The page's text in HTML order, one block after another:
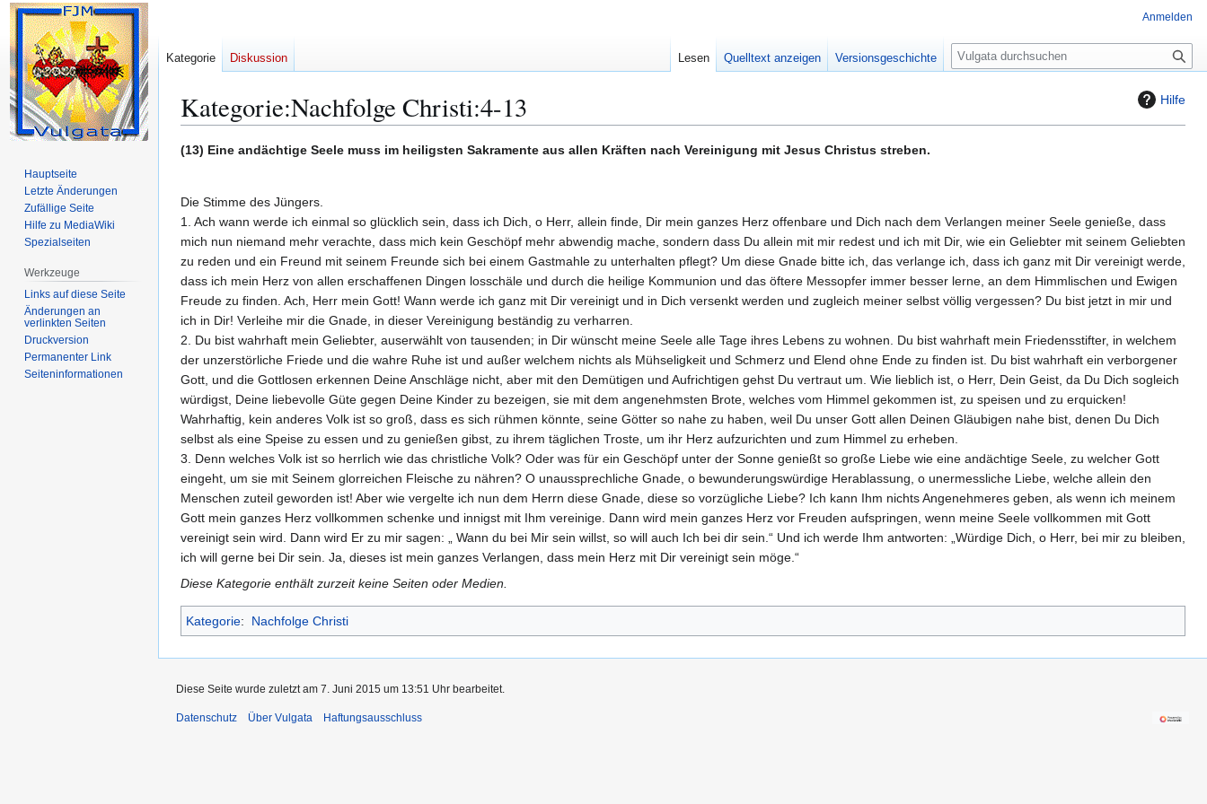
Hilfe
Kategorie:Nachfolge Christi:4-13
Zur
Zur
(13) Eine andächtige Seele muss im heiligsten Sakramente aus allen Kräften nach Vereinigung mit Jesus Christus streben.
Die Stimme des Jüngers.
1. Ach wann werde ich einmal so glücklich sein, dass ich Dich, o Herr, allein finde, Dir mein ganzes Herz offenbare und Dich nach dem Verlangen meiner Seele genieße, dass
mich nun niemand mehr verachte, dass mich kein Geschöpf mehr abwendig mache, sondern dass Du allein mit mir redest und ich mit Dir, wie ein Geliebter mit seinem Geliebten
zu reden und ein Freund mit seinem Freunde sich bei einem Gastmahle zu unterhalten pflegt? Um diese Gnade bitte ich, das verlange ich, dass ich ganz mit Dir vereinigt werde,
dass ich mein Herz von allen erschaffenen Dingen losschäle und durch die heilige Kommunion und das öftere Messopfer immer besser lerne, an dem Himmlischen und Ewigen
Freude zu finden. Ach, Herr mein Gott! Wann werde ich ganz mit Dir vereinigt und in Dich versenkt werden und zugleich meiner selbst völlig vergessen? Du bist jetzt in mir und
ich in Dir! Verleihe mir die Gnade, in dieser Vereinigung beständig zu verharren.
2. Du bist wahrhaft mein Geliebter, auserwählt von tausenden; in Dir wünscht meine Seele alle Tage ihres Lebens zu wohnen. Du bist wahrhaft mein Friedensstifter, in welchem
der unzerstörliche Friede und die wahre Ruhe ist und außer welchem nichts als Mühseligkeit und Schmerz und Elend ohne Ende zu finden ist. Du bist wahrhaft ein verborgener
Gott, und die Gottlosen erkennen Deine Anschläge nicht, aber mit den Demütigen und Aufrichtigen gehst Du vertraut um. Wie lieblich ist, o Herr, Dein Geist, da Du Dich sogleich
würdigst, Deine liebevolle Güte gegen Deine Kinder zu bezeigen, sie mit dem angenehmsten Brote, welches vom Himmel gekommen ist, zu speisen und zu erquicken!
Wahrhaftig, kein anderes Volk ist so groß, dass es sich rühmen könnte, seine Götter so nahe zu haben, weil Du unser Gott allen Deinen Gläubigen nahe bist, denen Du Dich
selbst als eine Speise zu essen und zu genießen gibst, zu ihrem täglichen Troste, um ihr Herz aufzurichten und zum Himmel zu erheben.
3. Denn welches Volk ist so herrlich wie das christliche Volk? Oder was für ein Geschöpf unter der Sonne genießt so große Liebe wie eine andächtige Seele, zu welcher Gott
eingeht, um sie mit Seinem glorreichen Fleische zu nähren? O unaussprechliche Gnade, o bewunderungswürdige Herablassung, o unermessliche Liebe, welche allein den
Menschen zuteil geworden ist! Aber wie vergelte ich nun dem Herrn diese Gnade, diese so vorzügliche Liebe? Ich kann Ihm nichts Angenehmeres geben, als wenn ich meinem
Gott mein ganzes Herz vollkommen schenke und innigst mit Ihm vereinige. Dann wird mein ganzes Herz vor Freuden aufspringen, wenn meine Seele vollkommen mit Gott
vereinigt sein wird. Dann wird Er zu mir sagen: „ Wann du bei Mir sein willst, so will auch Ich bei dir sein.“ Und ich werde Ihm antworten: „Würdige Dich, o Herr, bei mir zu bleiben,
ich will gerne bei Dir sein. Ja, dieses ist mein ganzes Verlangen, dass mein Herz mit Dir vereinigt sein möge.“
Diese Kategorie enthält zurzeit keine Seiten oder Medien.
Kategorie: Nachfolge Christi
Anmelden
Kategorie Diskussion Lesen Quelltext anzeigen Versionsgeschichte
S
u
e
Hauptseite
Letzte Änderungen
Zufällige Seite
Hilfe zu MediaWiki
Spezialseiten
Werkzeuge
Links auf diese Seite
Änderungen an
verlinkten Seiten
Druckversion
Permanenter Link
Seiten­­informationen
Diese Seite wurde zuletzt am 7. Juni 2015 um 13:51 Uhr bearbeitet.
Datenschutz Über Vulgata Haftungsausschluss